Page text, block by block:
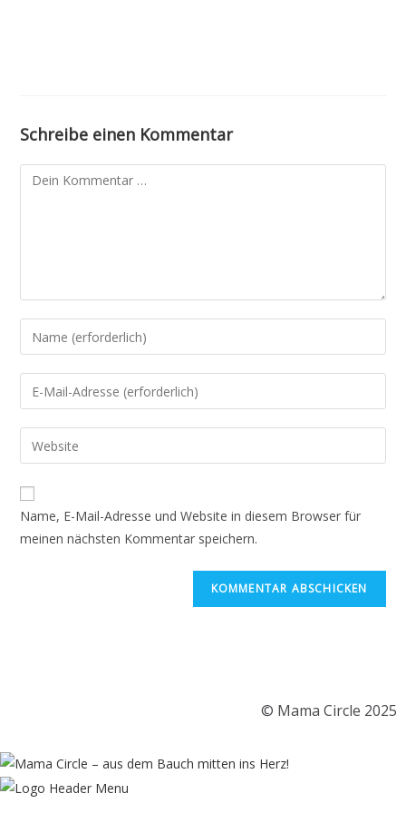
Schreibe einen Kommentar
Name, E-Mail-Adresse und Website in diesem Browser für
meinen nächsten Kommentar speichern.
© Mama Circle 2025